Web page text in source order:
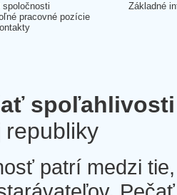
spoločnosti
pracovné pozície
Základné
spoľahlivosti
republiky
patrí medzi